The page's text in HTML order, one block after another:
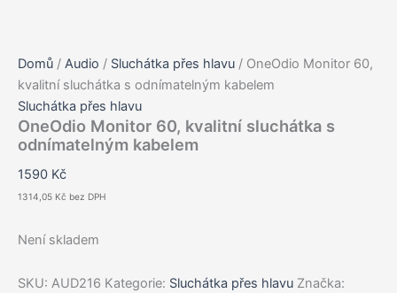
Domů / Audio / Sluchátka přes hlavu / OneOdio Monitor 60,
kvalitní sluchátka s odnímatelným kabelem
Sluchátka přes hlavu
OneOdio Monitor 60, kvalitní sluchátka s
odnímatelným kabelem
1590 Kč
1314,05 Kč bez DPH
Není skladem
SKU: AUD216 Kategorie: Sluchátka přes hlavu Značka: